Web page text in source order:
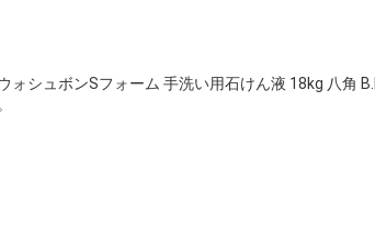
ォシュボンSフォーム 手洗い用石けん液 18kg 八角